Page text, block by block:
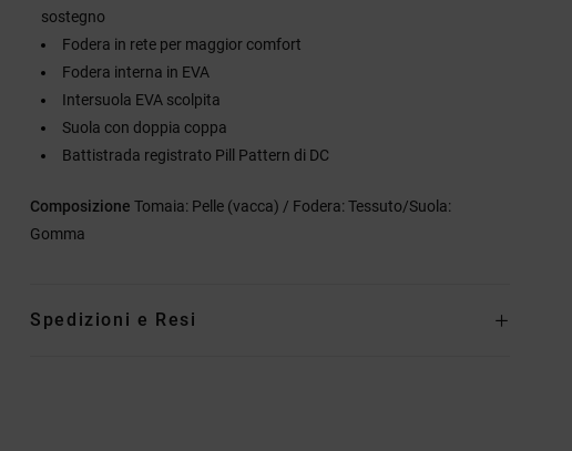
sostegno
Fodera in rete per maggior comfort
Fodera interna in EVA
Intersuola EVA scolpita
Suola con doppia coppa
Battistrada registrato Pill Pattern di DC
ComposizioneTomaia: Pelle (vacca) / Fodera: Tessuto/Suola:
Gomma
Spedizioni e Resi